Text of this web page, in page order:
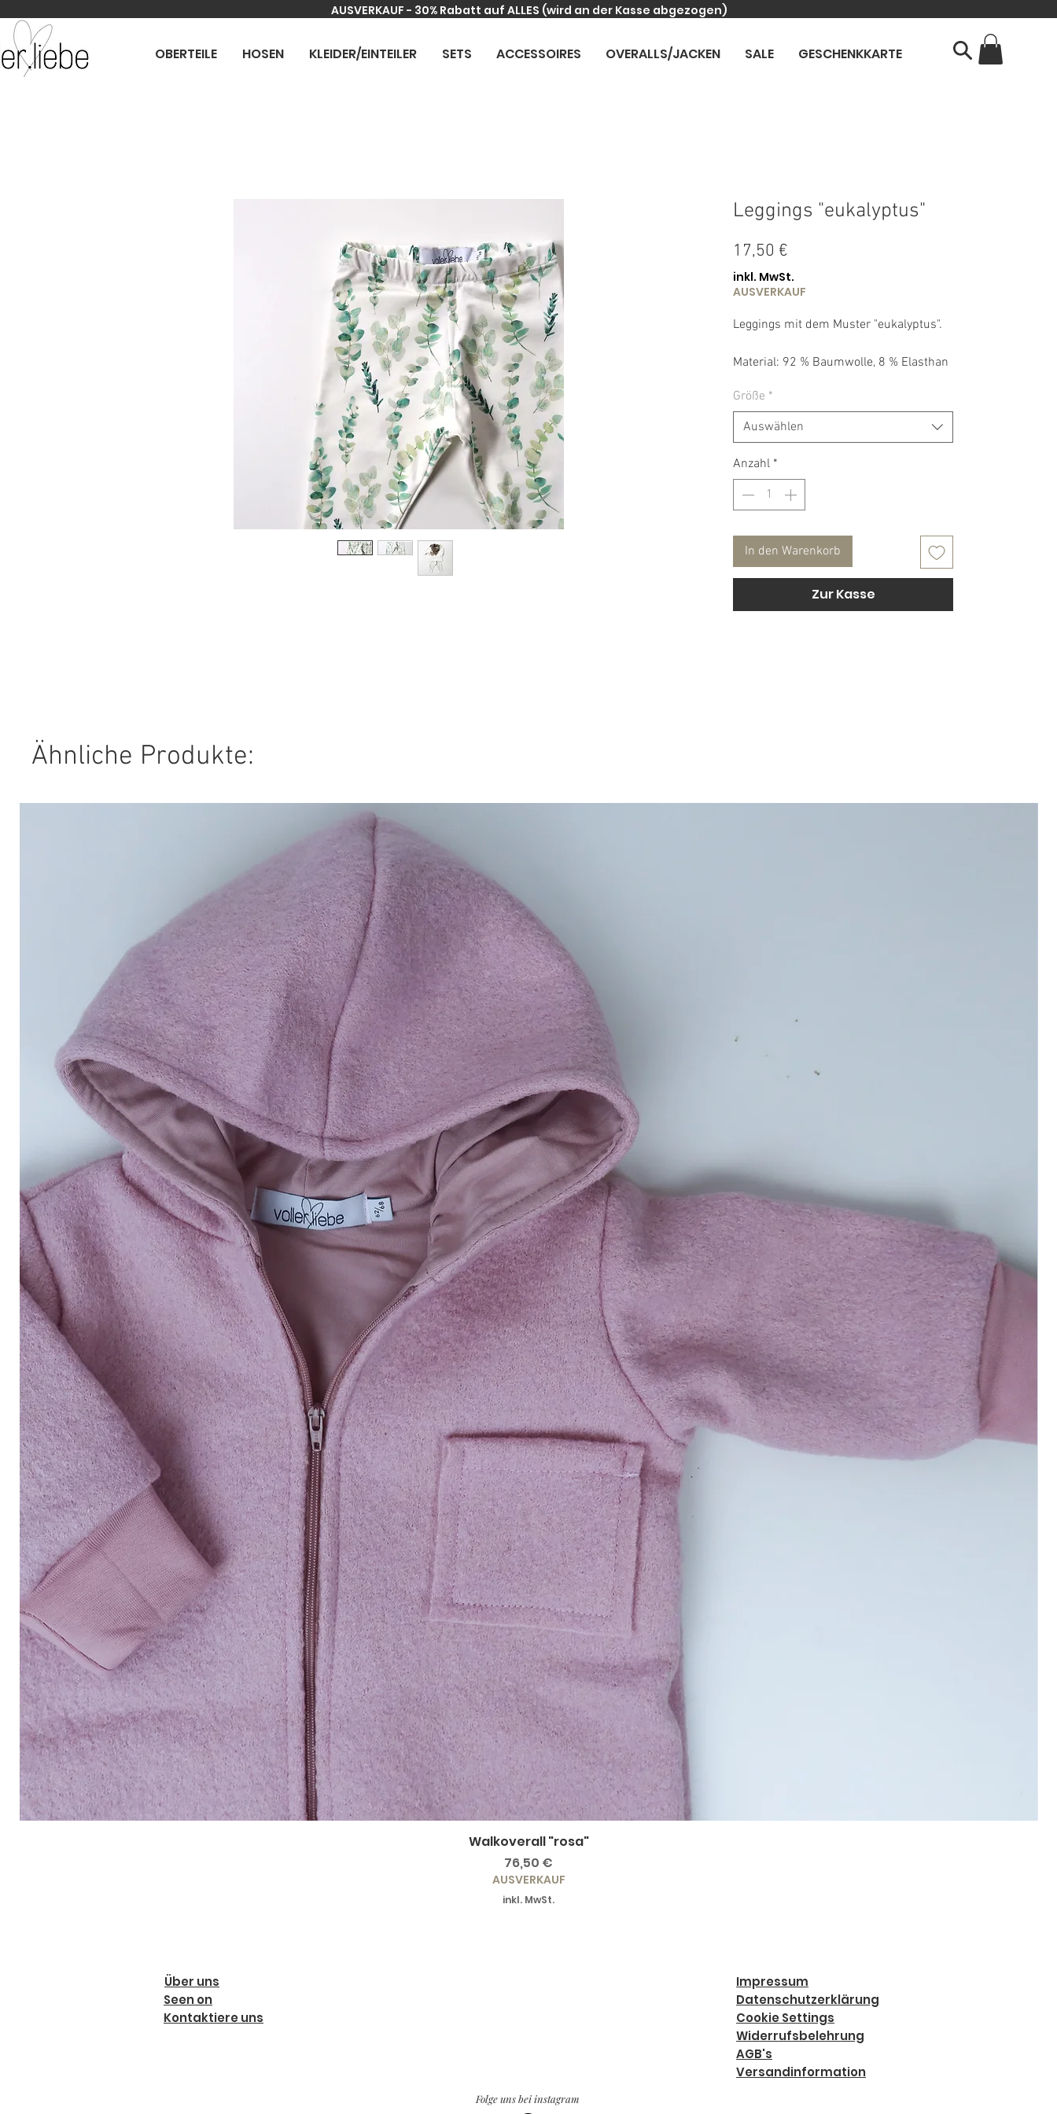
AUSVERKAUF - 30% Rabatt auf ALLES (wird an der Kasse abgezogen)
OBERTEILE HOSEN KLEIDER/EINTEILER SETS ACCESSOIRES OVERALLS/JACKEN SALE GESCHENKKARTE
Leggings "eukalyptus"
17,50 €
inkl. MwSt.
AUSVERKAUF
Leggings mit dem Muster "eukalyptus".
Material: 92 % Baumwolle, 8 % Elasthan
Pflegehinweis:
30° Maschinenwäsche, nicht Trockner
geeignet.
Größe *
Auswählen
Anzahl *
In den Warenkorb
Zur Kasse
Ähnliche Produkte:
Walkoverall "rosa"
Preis
76,50 €
AUSVERKAUF
inkl. MwSt.
Über uns
Seen on
Kontaktiere uns
Impressum
Datenschutzerklärung
Cookie Settings
Widerrufsbelehrung
AGB's
Versandinformation
Folge uns bei instagram